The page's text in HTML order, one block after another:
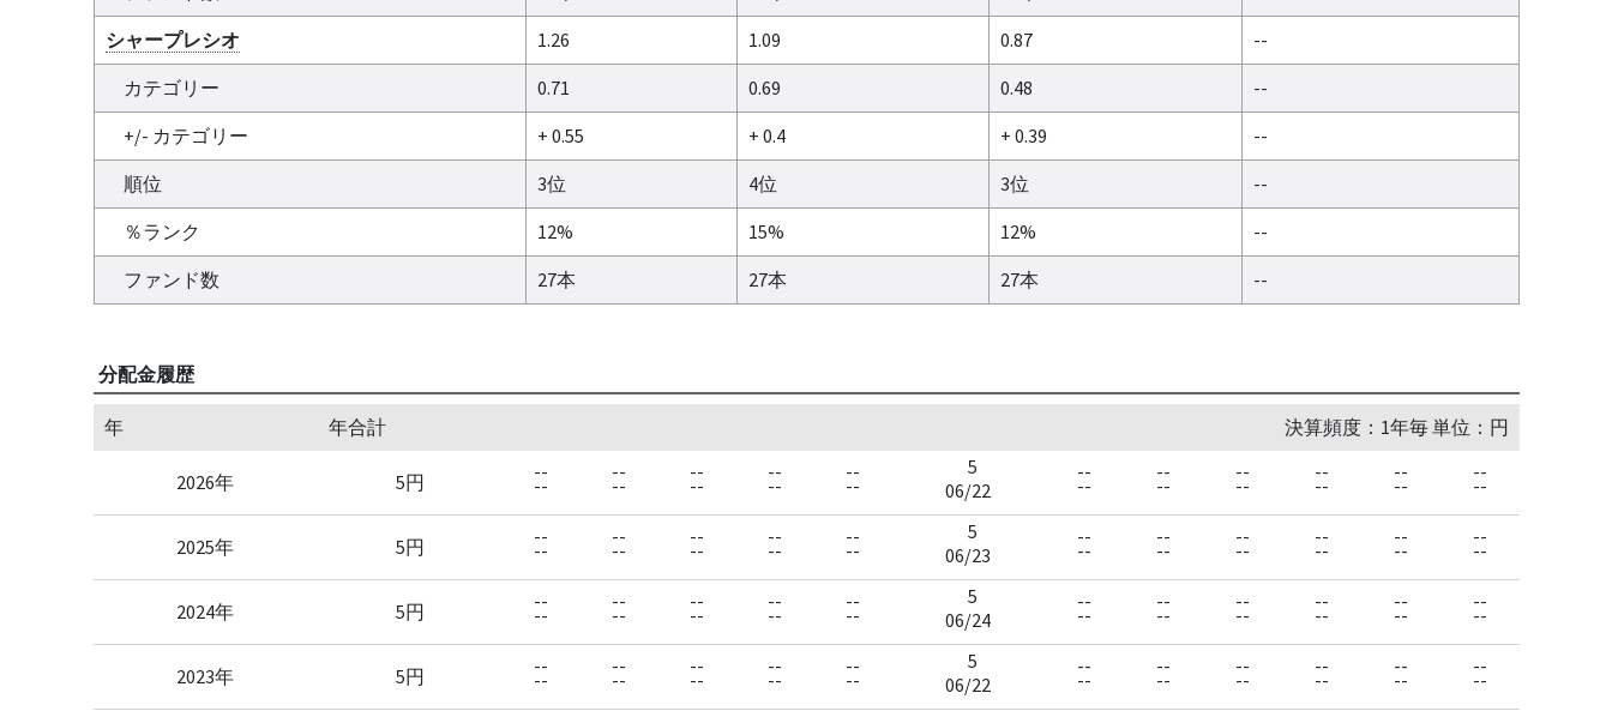
シャープレシオ
1.26 1.09 0.87
--
カテゴリー
0.71 0.69 0.48
--
+/- カテゴリー
+ 0.55 + 0.4 + 0.39
--
順位
3位 4位 3位
--
％ランク
12% 15% 12%
--
ファンド数
27本 27本 27本 --
分配金履歴
年 年合計 決算頻度：1年毎 単位：円
2026年 5円 --
--
--
--
--
--
--
--
--
--
5
06/22
--
--
--
--
--
--
--
--
--
--
--
--
2025年 5円 --
--
--
--
--
--
--
--
--
--
5
06/23
--
--
--
--
--
--
--
--
--
--
--
--
2024年 5円 --
--
--
--
--
--
--
--
--
--
5
06/24
--
--
--
--
--
--
--
--
--
--
--
--
2023年 5円 --
--
--
--
--
--
--
--
--
--
5
06/22
--
--
--
--
--
--
--
--
--
--
--
--